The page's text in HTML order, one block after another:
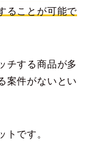
ることが可能で
チする商品が多
案件がないとい
トです。